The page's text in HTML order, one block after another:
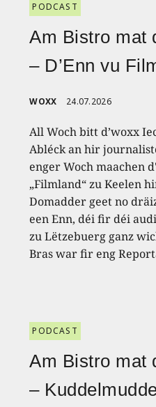
PODCAST
Am Bistro mat
– D’Enn vu
WOXX 24.07.2026
All Woch bitt d’woxx
Abléck an hir
enger Woch maachen
„Filmland“ zu Keelen
Domadder geet no
een Enn, déi fir déi
zu Lëtzebuerg ganz
Bras war fir eng
PODCAST
Am Bistro mat
–